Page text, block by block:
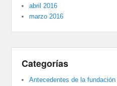
abril 2016
marzo 2016
Categorías
Antecedentes de la fundación